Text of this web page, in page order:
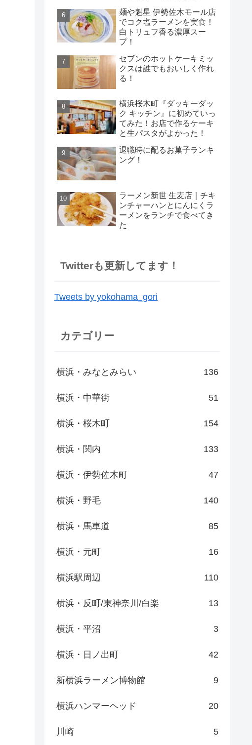
麺や魁星 伊勢佐木モール店
でコク塩ラーメンを実食！
白トリュフ香る濃厚スー
プ！
セブンのホットケーキミッ
クスは誰でもおいしく作れ
る！
横浜桜木町『ダッキーダッ
ク キッチン』に初めていっ
てみた！お店で作るケーキ
と生パスタがよかった！
退職時に配るお菓子ランキ
ング！
ラーメン新世 生麦店｜チキ
ンチャーハンとにんにくラ
ーメンをランチで食べてき
た
Twitterも更新してます！
Tweets by yokohama_gori
カテゴリー
横浜・みなとみらい 136
横浜・中華街 51
横浜・桜木町 154
横浜・関内 133
横浜・伊勢佐木町 47
横浜・野毛 140
横浜・馬車道 85
横浜・元町 16
横浜駅周辺 110
横浜・反町/東神奈川/白楽 13
横浜・平沼 3
横浜・日ノ出町 42
新横浜ラーメン博物館 9
横浜ハンマーヘッド 20
川崎 5